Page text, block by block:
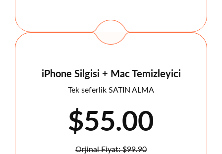
iPhone Silgisi + Mac Temizleyici
Tek seferlik SATIN ALMA
$55.00
Orjinal Fiyat:$99.90